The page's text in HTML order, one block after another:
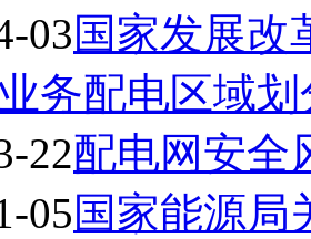
03国家发展改
务配电区域
22配电网安全
05国家能源局